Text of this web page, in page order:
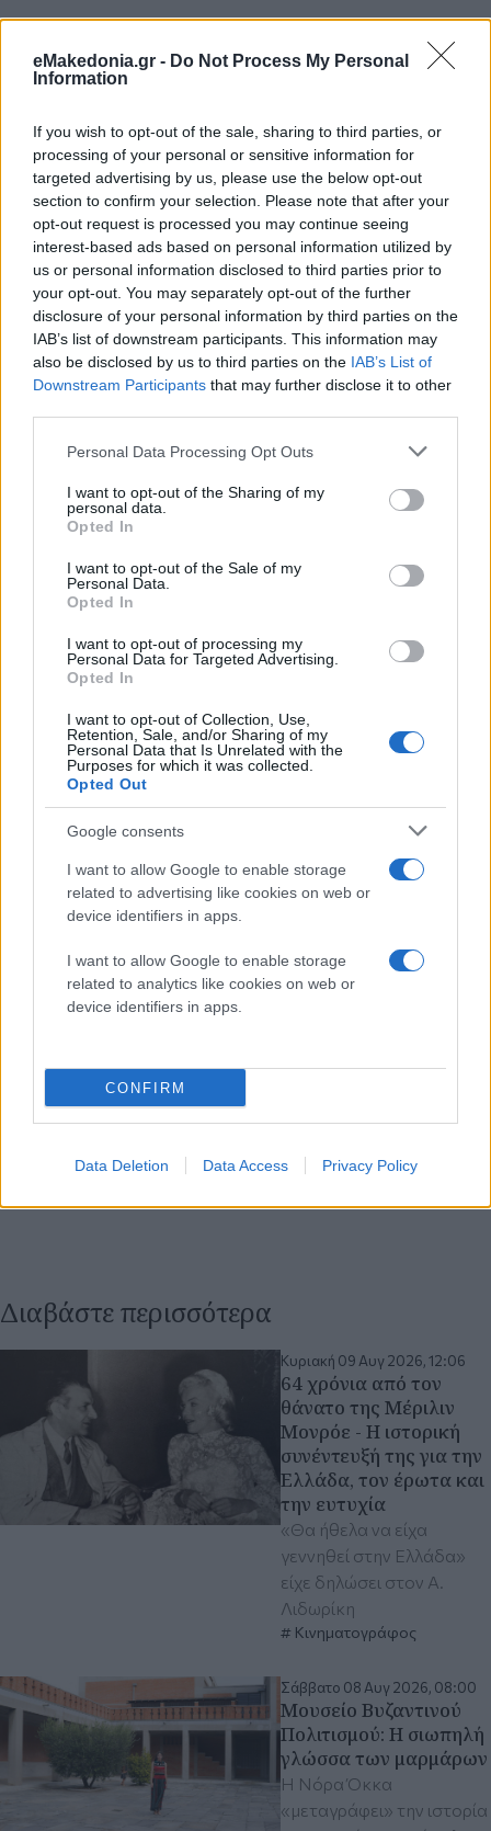
eMakedonia.gr - Do Not Process My Personal
Information
If you wish to opt-out of the sale, sharing to third parties, or
processing of your personal or sensitive information for
targeted advertising by us, please use the below opt-out
section to confirm your selection. Please note that after your
opt-out request is processed you may continue seeing
interest-based ads based on personal information utilized by
us or personal information disclosed to third parties prior to
your opt-out. You may separately opt-out of the further
disclosure of your personal information by third parties on the
IAB’s list of downstream participants. This information may
also be disclosed by us to third parties on the IAB’s List of
Downstream Participants that may further disclose it to other
Please note that this website/app uses one or more Google
not limited to your visit or usage behaviour. You may click to
grant or deny consent to Google and its third-party tags to
use your data for below specified purposes in below Google
consent section.
Personal Data Processing Opt Outs
I want to opt-out of the Sharing of my
personal data.
Opted In
I want to opt-out of the Sale of my
Personal Data.
Opted In
I want to opt-out of processing my
Personal Data for Targeted Advertising.
Opted In
I want to opt-out of Collection, Use,
Retention, Sale, and/or Sharing of my
Personal Data that Is Unrelated with the
Purposes for which it was collected.
Opted Out
Google consents
I want to allow Google to enable storage
related to advertising like cookies on web or
device identifiers in apps.
I want to allow Google to enable storage
related to analytics like cookies on web or
device identifiers in apps.
CONFIRM
Data Deletion Data Access Privacy Policy
Διαβάστε περισσότερα
Κυριακή 09 Αυγ 2026, 12:06
64 χρόνια από τον
θάνατο της Μέριλιν
Μονρόε - Η ιστορική
συνέντευξή της για την
Ελλάδα, τον έρωτα και
την ευτυχία
«Θα ήθελα να είχα
γεννηθεί στην Ελλάδα»
είχε δηλώσει στον Α.
Λιδωρίκη
Κινηματογράφος
Σάββατο 08 Αυγ 2026, 08:00
Μουσείο Βυζαντινού
Πολιτισμού: Η σιωπηλή
γλώσσα των μαρμάρων
Η Νόρα Όκκα
«μεταγράφει» την ιστορία